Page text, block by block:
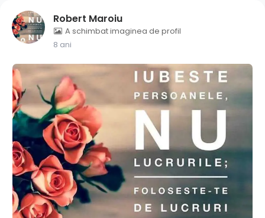
Robert Maroiu
A schimbat imaginea de profil
8 ani